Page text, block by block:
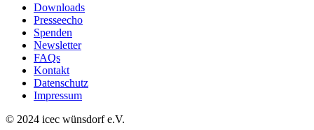
Downloads
Presseecho
Spenden
Newsletter
FAQs
Kontakt
Datenschutz
Impressum
© 2024 icec wünsdorf e.V.